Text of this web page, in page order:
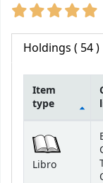
Star ratings
Holdings ( 54 )
Item
type
Libro